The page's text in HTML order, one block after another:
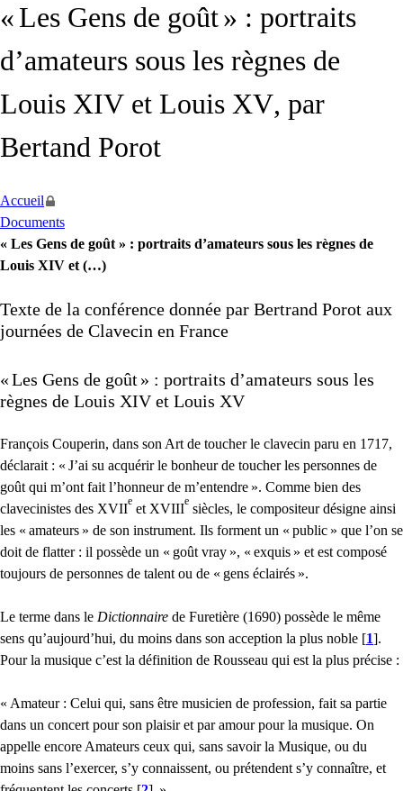
«Les Gens de goût» : portraits
d’amateurs sous les règnes de
Louis XIV et Louis XV, par
Bertand Porot
Accueil
Documents
« Les Gens de goût » : portraits d’amateurs sous les règnes de
Louis XIV et (…)
Texte de la conférence donnée par Bertrand Porot aux
journées de Clavecin en France
«Les Gens de goût» : portraits d’amateurs sous les
règnes de Louis XIVet Louis XV
François Couperin, dans son Art de toucher le clavecin paru en 1717,
déclarait : « J’ai su acquérir le bonheur de toucher les personnes de
goût qui m’ont fait l’honneur de m’entendre ». Comme bien des
clavecinistes des XVII
e
et XVIII
e
siècles, le compositeur désigne ainsi
les « amateurs » de son instrument. Ils forment un « public » que l’on se
doit de flatter : il possède un « goût vray », « exquis » et est composé
toujours de personnes de talent ou de « gens éclairés ».
Le terme dans le Dictionnaire de Furetière (1690) possède le même
sens qu’aujourd’hui, du moins dans son acception la plus noble [1].
Pour la musique c’est la définition de Rousseau qui est la plus précise :
« Amateur : Celui qui, sans être musicien de profession, fait sa partie
dans un concert pour son plaisir et par amour pour la musique. On
appelle encore Amateurs ceux qui, sans savoir la Musique, ou du
moins sans l’exercer, s’y connaissent, ou prétendent s’y connaître, et